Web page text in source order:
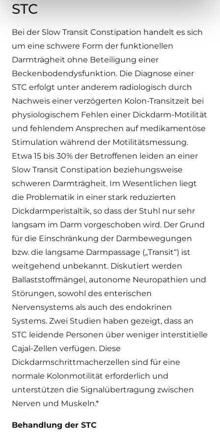
STC
Bei der Slow Transit Constipation handelt es sich
um eine schwere Form der funktionellen
Darmträgheit ohne Beteiligung einer
Beckenbodendysfunktion. Die Diagnose einer
STC erfolgt unter anderem radiologisch durch
Nachweis einer verzögerten Kolon-Transitzeit bei
physiologischem Fehlen einer Dickdarm-Motilität
und fehlendem Ansprechen auf medikamentöse
Stimulation während der Motilitätsmessung.
Etwa 15 bis 30% der Betroffenen leiden an einer
Slow Transit Constipation beziehungsweise
schweren Darmträgheit. Im Wesentlichen liegt
die Problematik in einer stark reduzierten
Dickdarmperistaltik, so dass der Stuhl nur sehr
langsam im Darm vorgeschoben wird. Der Grund
für die Einschränkung der Darmbewegungen
bzw. die langsame Darmpassage („Transit“) ist
weitgehend unbekannt. Diskutiert werden
Ballaststoffmängel, autonome Neuropathien und
Störungen, sowohl des enterischen
Nervensystems als auch des endokrinen
Systems. Zwei Studien haben gezeigt, dass an
STC leidende Personen über weniger interstitielle
Cajal-Zellen verfügen. Diese
Dickdarmschrittmacherzellen sind für eine
normale Kolonmotilität erforderlich und
unterstützen die Signalübertragung zwischen
Nerven und Muskeln.*
Behandlung der STC